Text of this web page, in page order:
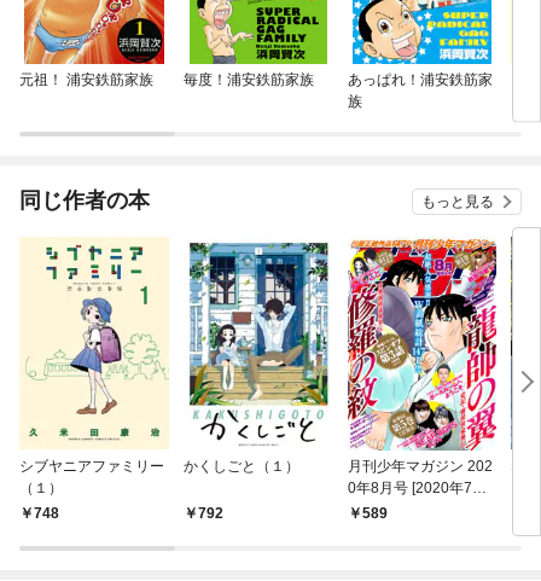
元祖！ 浦安鉄筋家族 毎度！浦安鉄筋家族
あっぱれ！浦安鉄筋家
族
同じ作者の本 もっと見る
シブヤニアファミリー
（１）
748
かくしごと（１）
792
月刊少年マガジン 202
0年8月号 [2020年7月6
日発売]
589
な